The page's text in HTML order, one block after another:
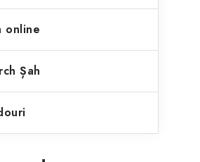
online
Șah